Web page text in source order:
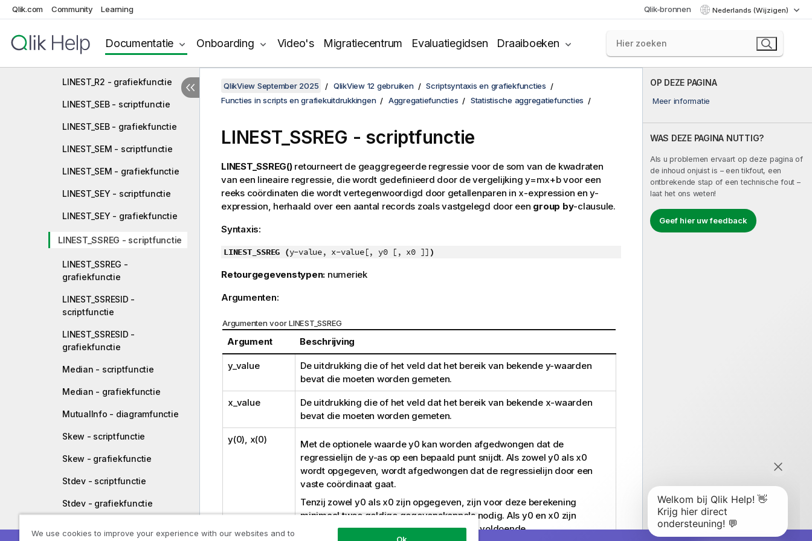
Qlik.com Community Learning Qlik-bronnen Nederlands (Wijzigen)
Documentatie Onboarding Video's Migratiecentrum Evaluatiegidsen Draaiboeken
LINEST_M - scriptfunctie
LINEST_M - grafiekfunctie
LINEST_R2 - grafiekfunctie
LINEST_SEB - scriptfunctie
LINEST_SEB - grafiekfunctie
LINEST_SEM - scriptfunctie
LINEST_SEM - grafiekfunctie
LINEST_SEY - scriptfunctie
LINEST_SEY - grafiekfunctie
LINEST_SSREG - scriptfunctie
LINEST_SSREG -
grafiekfunctie
LINEST_SSRESID -
scriptfunctie
LINEST_SSRESID -
grafiekfunctie
Median - scriptfunctie
Median - grafiekfunctie
MutualInfo - diagramfunctie
Skew - scriptfunctie
Skew - grafiekfunctie
Stdev - scriptfunctie
Stdev - grafiekfunctie
OP DEZE PAGINA
Meer informatie
WAS DEZE PAGINA NUTTIG?
Als u problemen ervaart op deze pagina of
de inhoud onjuist is – een tikfout, een
ontbrekende stap of een technische fout –
laat het ons weten!
Geef hier uw feedback
QlikView September 2025 QlikView 12 gebruiken
Scriptsyntaxis en grafiekfuncties
Functies in scripts en grafiekuitdrukkingen
Aggregatiefuncties Statistische aggregatiefuncties
LINEST_SSREG - scriptfunctie
LINEST_SSREG()retourneert de geaggregeerde regressie voor de som van de kwadraten
van een lineaire regressie, die wordt gedefinieerd door de vergelijking y=mx+bvoor een
reeks coördinaten die wordt vertegenwoordigd door getallenparen in x-expression eny-
expression, herhaald over een aantal records zoals vastgelegd door een group by-clausule.
Syntaxis:
LINEST_SSREG (y-value, x-value[, y0 [, x0 ]] )
Retourgegevenstypen: numeriek
Argumenten:
Argumenten voor LINEST_SSREG
Argument Beschrijving
y_value De uitdrukking die of het veld dat het bereik van bekende y-waarden
bevat die moeten worden gemeten.
x_value De uitdrukking die of het veld dat het bereik van bekende x-waarden
bevat die moeten worden gemeten.
y(0), x(0) Met de optionele waardey0 kan worden afgedwongen dat de
regressielijn de y-as op een bepaald punt snijdt. Als zowel y0 als x0
wordt opgegeven, wordt afgedwongen dat de regressielijn door een
vaste coördinaat gaat.
Tenzij zowel y0 als x0 zijn opgegeven, zijn voor deze berekening
minimaal twee geldige gegevenskoppels nodig. Als y0 en x0 zijn
opgegeven, is een enkel gegevenskoppel voldoende.
We use cookies to improve your experience with our websites and to